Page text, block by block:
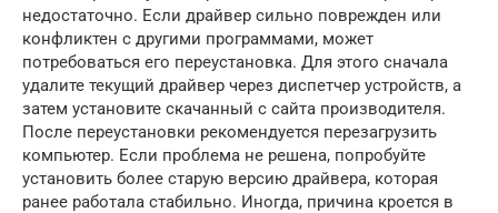
недостаточно. Если драйвер сильно поврежден или
конфликтен с другими программами, может
потребоваться его переустановка. Для этого сначала
удалите текущий драйвер через диспетчер устройств, а
затем установите скачанный с сайта производителя.
После переустановки рекомендуется перезагрузить
компьютер. Если проблема не решена, попробуйте
установить более старую версию драйвера, которая
ранее работала стабильно. Иногда, причина кроется в